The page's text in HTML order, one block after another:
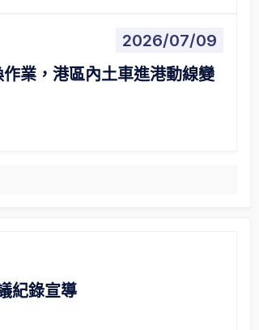
2026/07/09
業，港區內土車進港動線變
紀錄宣導